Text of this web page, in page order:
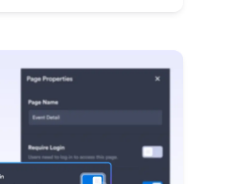
아보기 : Make Your Content Login